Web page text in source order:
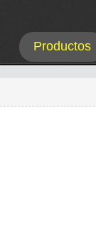
Productos